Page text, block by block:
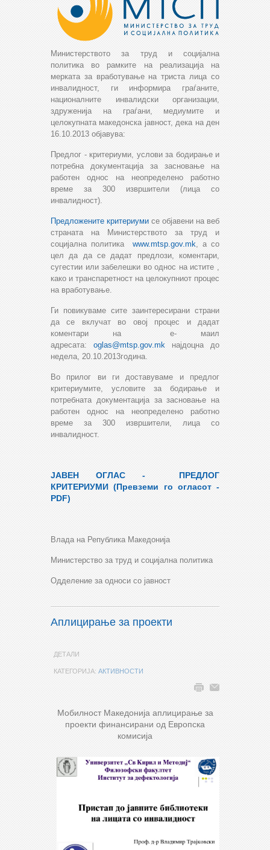
Министерството за труд и социјална
политика во рамките на реализација на
мерката за вработување на триста лица со
инвалидност, ги информира граѓаните,
националните инвалидски организации,
здруженија на граѓани, медиумите и
целокупната македонска јавност, дека на ден
16.10.2013 објавува:
Предлог - критериуми, услови за бодирање и
потребна документација за засновање на
работен однос на неопределено работно
време за 300 извршители (лица со
инвалидност).
Предложените критериуми се објавени на веб
страната на Министерството за труд и
социјална политика www.mtsp.gov.mk, а со
цел да да се дадат предлози, коментари,
сугестии или забелешки во однос на истите ,
како и транспаретност на целокупниот процес
на вработување.
Ги повикуваме сите заинтересирани страни
да се вклучат во овој процес и дадат
коментари на е- маил
адресата: oglas@mtsp.gov.mk најдоцна до
недела, 20.10.2013година.
Во прилог ви ги доставуваме и предлог
критериумите, условите за бодирање и
потребната документација за засновање на
работен однос на неопределено работно
време за 300 извршители, лица со
инвалидност.
ЈАВЕН ОГЛАС - ПРЕДЛОГ
КРИТЕРИУМИ (Превземи го огласот -
PDF)
Влада на Република Македонија
Министерство за труд и социјална политика
Одделение за односи со јавност
Аплицирање за проекти
ДЕТАЛИ
КАТЕГОРИЈА: АКТИВНОСТИ
Мобилност Македонија аплицирање за
проекти финансирани од Европска
комисија